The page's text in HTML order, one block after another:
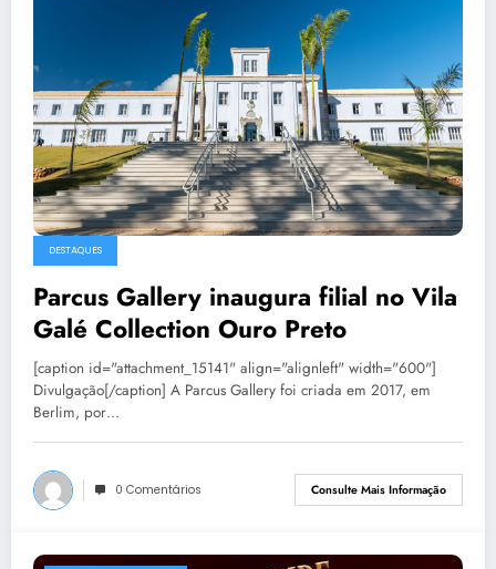
DESTAQUES
Parcus Gallery inaugura filial no Vila
Galé Collection Ouro Preto
[caption id="attachment_15141" align="alignleft" width="600"]
Divulgação[/caption] A Parcus Gallery foi criada em 2017, em
Berlim, por…
0 Comentários Consulte Mais Informação